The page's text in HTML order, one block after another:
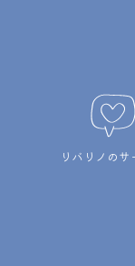
リバリノのサ